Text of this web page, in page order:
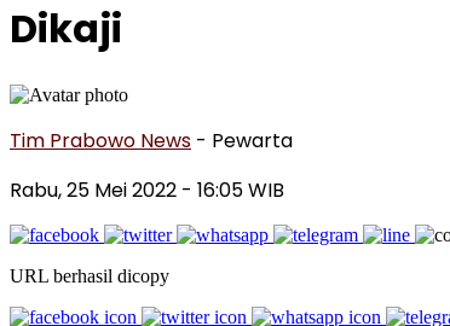
Dikaji
Tim Prabowo News - Pewarta
Rabu, 25 Mei 2022 - 16:05 WIB
URL berhasil dicopy